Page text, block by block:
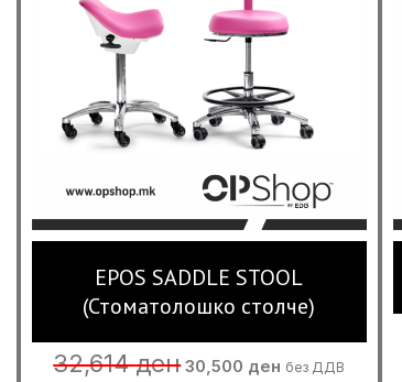
EPOS SADDLE STOOL
(Стоматолошко столче)
32,614ден Original
price
30,500 ден
price
без ДДВ